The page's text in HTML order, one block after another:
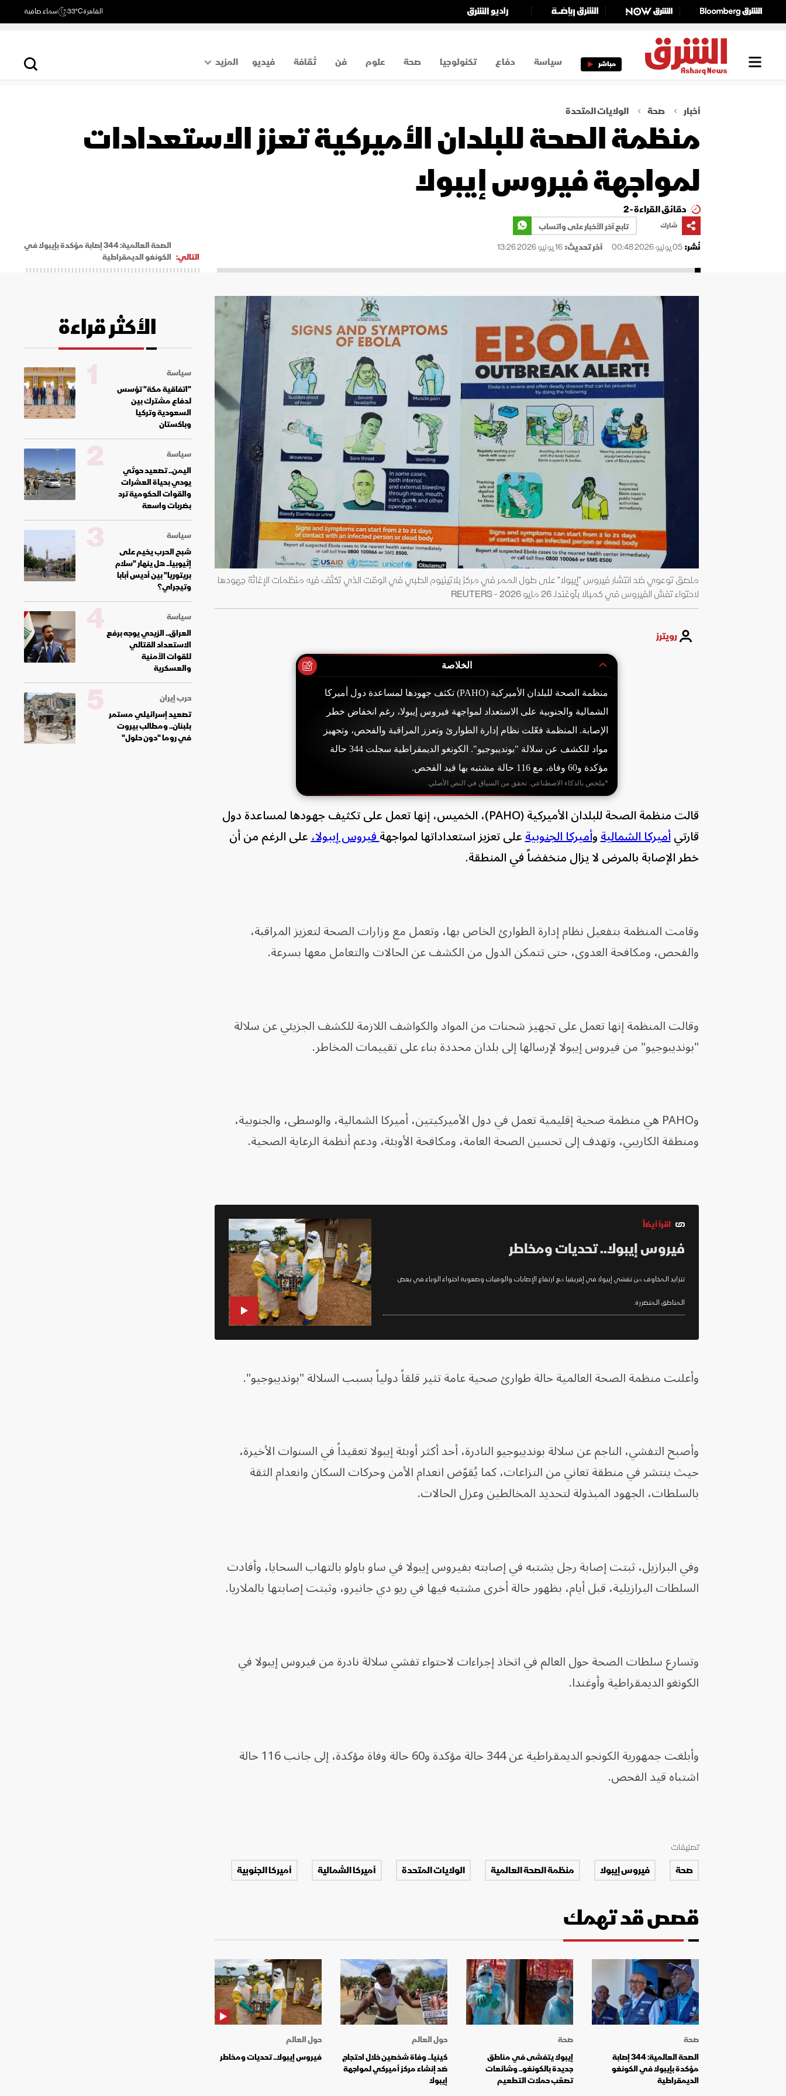
القاهرة33°C سماء صافية
مباشر سياسة دفاع تكنولوجيا صحة علوم فن ثقافة فيديو
المزيد
اقتصاد
أخبار صحة الولايات المتحدة
منظمة الصحة للبلدان الأميركية تعزز الاستعدادات
لمواجهة فيروس إيبولا
دقائق القراءة - 2
شارك
تابع آخر الأخبار على واتساب
نُشر:05 يونيو 2026 00:48 آخر تحديث:16 يونيو 2026 13:26
التالي:
الصحة العالمية: 344 إصابة مؤكدة بإيبولا في
الكونغو الديمقراطية
ملصق توعوي ضد انتشار فيروس "إيبولا" على طول الممر في مركز بلاتينيوم الطبي في الوقت الذي تكثف فيه منظمات الإغاثة جهودها
لاحتواء تفش الفيروس في كمبالا بأوغندا. 26 مايو 2026 - REUTERS
رويترز
الخلاصة
منظمة الصحة للبلدان الأميركية (PAHO) تكثف جهودها لمساعدة دول أميركا
الشمالية والجنوبية على الاستعداد لمواجهة فيروس إيبولا، رغم انخفاض خطر
الإصابة. المنظمة فعّلت نظام إدارة الطوارئ وتعزز المراقبة والفحص، وتجهيز
مواد للكشف عن سلالة "بونديبوجيو". الكونغو الديمقراطية سجلت 344 حالة
مؤكدة و60 وفاة، مع 116 حالة مشتبه بها قيد الفحص.
*ملخص بالذكاء الاصطناعي. تحقق من السياق في النص الأصلي.
​قالت منظمة الصحة للبلدان الأميركية (PAHO)، الخميس، إنها تعمل على ⁠تكثيف جهودها ‌لمساعدة دول
قارتيأميركا الشماليةوأميركا الجنوبيةعلى تعزيز استعداداتها لمواجهة​فيروس إيبولا،على الرغم ⁠من أن
خطر الإصابة بالمرض لا ⁠يزال منخفضاً في المنطقة.
وقامت المنظمة بتفعيل نظام إدارة الطوارئ الخاص ​بها، وتعمل مع وزارات الصحة لتعزيز المراقبة،
والفحص، ومكافحة العدوى، حتى تتمكن الدول ⁠من الكشف عن الحالات ​والتعامل ​معها بسرعة.
وقالت المنظمة إنها تعمل على ‌تجهيز شحنات من المواد ​والكواشف اللازمة للكشف الجزيئي عن ⁠سلالة
"بونديبوجيو" من ​فيروس إيبولا لإرسالها إلى ⁠بلدان ‌محددة بناء على تقييمات المخاطر.
وPAHO هي منظمة صحية إقليمية تعمل في دول الأميركيتين، أميركا الشمالية، والوسطى، والجنوبية،
ومنطقة الكاريبي، وتهدف إلى تحسين الصحة العامة، ومكافحة الأوبئة، ودعم أنظمة الرعاية الصحية.
اقرأ أيضاً
فيروس إيبولا.. تحديات ومخاطر
تتزايد المخاوف من تفشي إيبولا في إفريقيا مع ارتفاع الإصابات والوفيات وصعوبة احتواء الوباء في بعض
المناطق المتضررة.
وأعلنت منظمة الصحة العالمية حالة طوارئ ‌صحية عامة تثير قلقاً دولياً بسبب السلالة "بونديبوجيو".
وأصبح التفشي، الناجم عن سلالة بونديبوجيو النادرة، أحد أكثر أوبئة إيبولا تعقيداً في السنوات الأخيرة،
حيث ينتشر في منطقة تعاني من النزاعات، كما يُقوّض انعدام الأمن وحركات السكان وانعدام الثقة
بالسلطات، الجهود المبذولة لتحديد المخالطين وعزل الحالات.
وفي البرازيل، ثبتت إصابة رجل يشتبه في إصابته بفيروس إيبولا في ساو باولو بالتهاب السحايا، وأفادت
السلطات البرازيلية، قبل أيام، بظهور حالة أخرى مشتبه فيها في ريو دي جانيرو، وثبتت إصابتها بالملاريا.
وتسارع سلطات الصحة حول العالم في اتخاذ إجراءات لاحتواء تفشي سلالة نادرة من فيروس إيبولا في
الكونغو الديمقراطية وأوغندا.
وأبلغت جمهورية الكونجو الديمقراطية عن 344 ​حالة مؤكدة و60 حالة وفاة مؤكدة، إلى جانب 116 حالة
اشتباه ‌قيد ‌الفحص.
تصنيفات
صحة فيروس إيبولا منظمة الصحة العالمية الولايات المتحدة أميركا الشمالية أميركا الجنوبية
قصص قد تهمك
صحة
الصحة العالمية: 344 إصابة
مؤكدة بإيبولا في الكونغو
الديمقراطية
صحة
إيبولا يتفشى في مناطق
جديدة بالكونغو.. وشائعات
تصعّب حملات التطعيم
حول العالم
كينيا.. وفاة شخصين خلال احتجاج
ضد إنشاء مركز أميركي لمواجهة
إيبولا
حول العالم
فيروس إيبولا.. تحديات ومخاطر
الأكثر قراءة
سياسة
"اتفاقية مكة" تؤسس
لدفاع مشترك بين
السعودية وتركيا
وباكستان
1
سياسة
اليمن.. تصعيد حوثي
يودي بحياة العشرات
والقوات الحكومية ترد
بضربات واسعة
2
سياسة
شبح الحرب يخيم على
إثيوبيا.. هل ينهار "سلام
بريتوريا" بين أديس أبابا
وتيجراي؟
3
سياسة
العراق.. الزيدي يوجه برفع
الاستعداد القتالي
للقوات الأمنية
والعسكرية
4
حرب إيران
تصعيد إسرائيلي مستمر
بلبنان.. ومطالب بيروت
في روما "دون حلول"
5